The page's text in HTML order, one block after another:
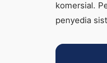
komersial.
penyedia